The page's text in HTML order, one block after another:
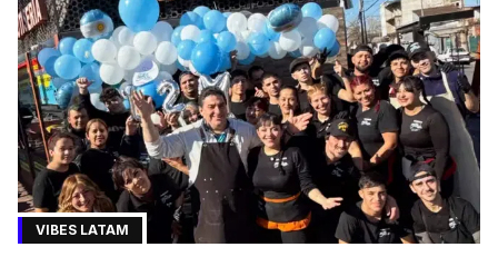
VIBES LATAM